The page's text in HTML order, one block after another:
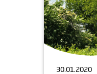
30.01.2020